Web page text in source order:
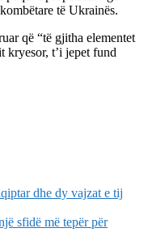
të Ukrainës.
që “të gjitha elementet
kryesor, t’i jepet fund
dhe dy vajzat e tij
sfidë më tepër për